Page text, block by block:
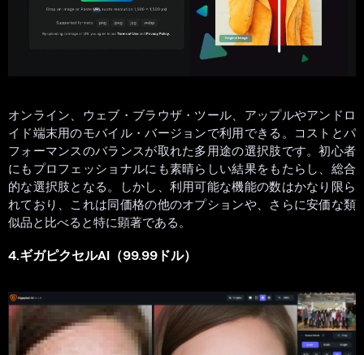
オンライン、ウェブ・ブラウザ・ツール、アップルやアンドロ
イド端末用のモバイル・バージョンで利用できる。コストとパ
フォーマンスのバランスが取れた多用途の選択肢です。初心者
にもプロフェッショナルにも素晴らしい結果をもたらし、総合
的な選択肢となる。しかし、利用可能な機能の数はかなり限ら
れており、これは同価格の他のオプションや、さらに安価な類
似品と比べると特に顕著である。
4.ギガピクセルAI（99.99ドル）